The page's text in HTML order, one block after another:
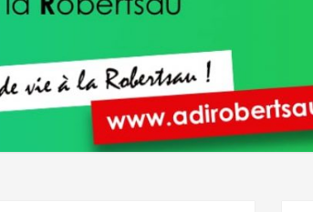
ADIR
Pour
De Vie À
La
Robertsau